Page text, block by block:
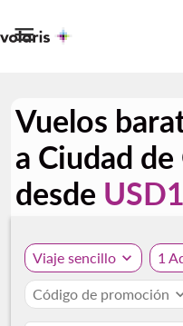

Vuelos
a Ciudad
desde
Viaje sencillo expand_more 1
Código de promoción